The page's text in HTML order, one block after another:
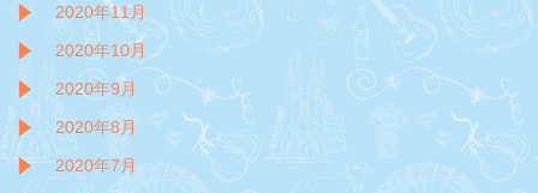
2020年11月
2020年10月
2020年9月
2020年8月
2020年7月